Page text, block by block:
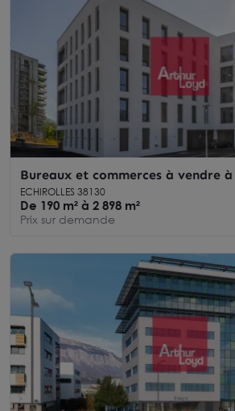
Bureaux et commerces à vendre
emplacement stratégique parkings
ECHIROLLES 38130
De 190 m² à 2 898 m²
Prix sur demande